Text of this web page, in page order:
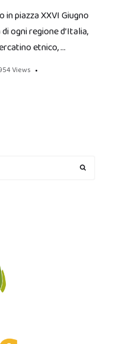
in piazza XXVI Giugno
ogni regione d’Italia,
etnico, …
Views